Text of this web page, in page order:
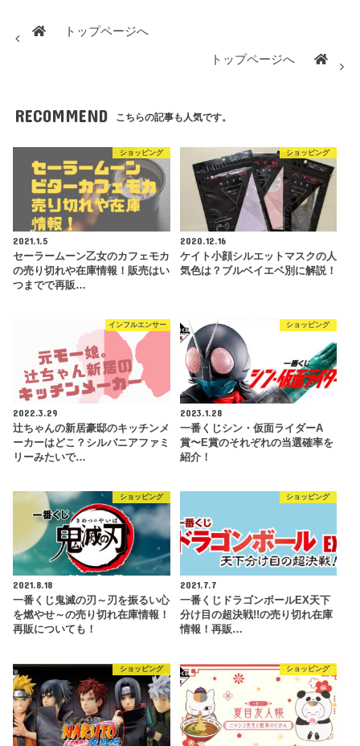
トップページへ
トップページへ
RECOMMEND こちらの記事も人気です。
ショッピング
2021.1.5
セーラームーン乙女のカフェモカ
の売り切れや在庫情報！販売はい
つまでで再販…
ショッピング
2020.12.16
ケイト小顔シルエットマスクの人
気色は？ブルベイエベ別に解説！
インフルエンサー
2022.3.29
辻ちゃんの新居豪邸のキッチンメ
ーカーはどこ？シルバニアファミ
リーみたいで…
ショッピング
2023.1.28
一番くじシン・仮面ライダーA
賞〜E賞のそれぞれの当選確率を
紹介！
ショッピング
2021.8.18
一番くじ鬼滅の刃～刃を振るい心
を燃やせ～の売り切れ在庫情報！
再販についても！
ショッピング
2021.7.7
一番くじドラゴンボールEX天下
分け目の超決戦!!の売り切れ在庫
情報！再販…
ショッピング ショッピング